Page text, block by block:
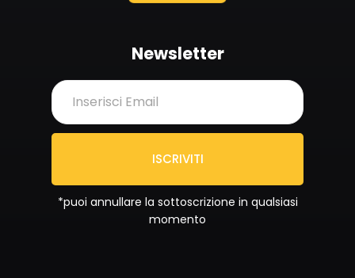
Newsletter
ISCRIVITI
*puoi annullare la sottoscrizione in qualsiasi
momento